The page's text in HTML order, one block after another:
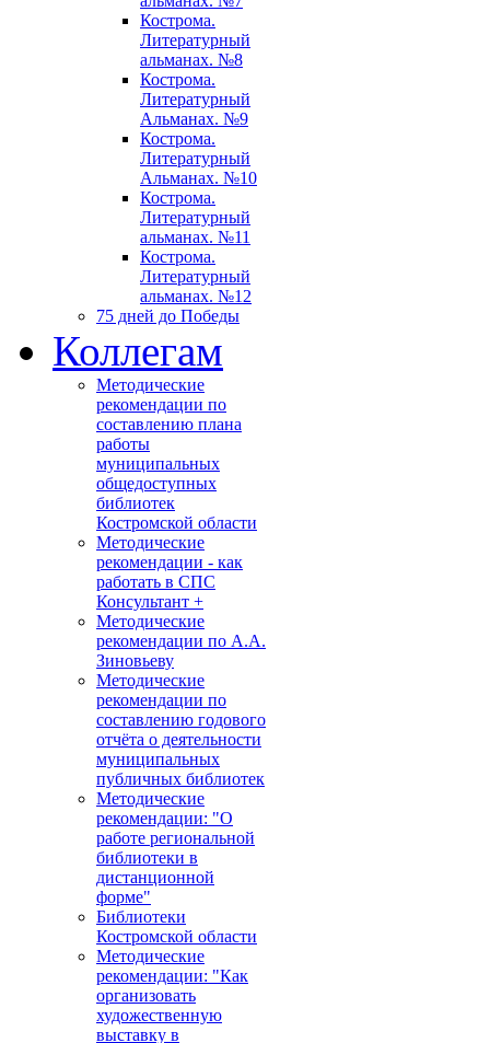
Кострома.
Литературный
альманах. №8
Кострома.
Литературный
Альманах. №9
Кострома.
Литературный
Альманах. №10
Кострома.
Литературный
альманах. №11
Кострома.
Литературный
альманах. №12
75 дней до Победы
Коллегам
Методические
рекомендации по
составлению плана
работы
муниципальных
общедоступных
библиотек
Костромской области
Методические
рекомендации - как
работать в СПС
Консультант +
Методические
рекомендации по А.А.
Зиновьеву
Методические
рекомендации по
составлению годового
отчёта о деятельности
муниципальных
публичных библиотек
Методические
рекомендации: "О
работе региональной
библиотеки в
дистанционной
форме"
Библиотеки
Костромской области
Методические
рекомендации: "Как
организовать
художественную
выставку в